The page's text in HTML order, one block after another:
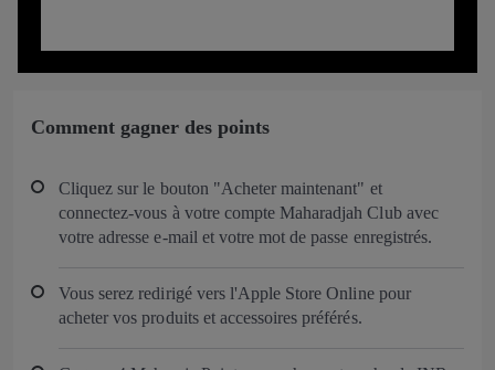
Comment gagner des points
Cliquez sur le bouton "Acheter maintenant" et
connectez‑vous à votre compte Maharadjah Club avec
votre adresse e‑mail et votre mot de passe enregistrés.
Vous serez redirigé vers l'Apple Store Online pour
acheter vos produits et accessoires préférés.